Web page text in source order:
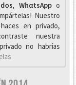
, WhαtsAppo
Nuestro
en privado,
nuestra
no habrías